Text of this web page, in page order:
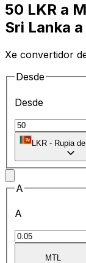
50 LKR a
Sri Lanka
Xe convertidor
Desde
Desde
LKR - Rupia
A
A
MTL